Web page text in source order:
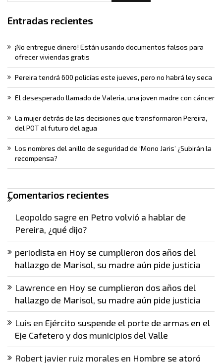
Entradas recientes
¡No entregue dinero! Están usando documentos falsos para
ofrecer viviendas gratis
Pereira tendrá 600 policías este jueves, pero no habrá ley seca
El desesperado llamado de Valeria, una joven madre con cáncer
La mujer detrás de las decisiones que transformaron Pereira,
del POT al futuro del agua
Los nombres del anillo de seguridad de ‘Mono Jaris’ ¿Subirán la
recompensa?
Comentarios recientes
Leopoldo sagre en Petro volvió a hablar de
Pereira, ¿qué dijo?
periodista en Hoy se cumplieron dos años del
hallazgo de Marisol, su madre aún pide justicia
Lawrence en Hoy se cumplieron dos años del
hallazgo de Marisol, su madre aún pide justicia
Luis en Ejército suspende el porte de armas en el
Eje Cafetero y dos municipios del Valle
Robert javier ruiz morales en Hombre se atoró